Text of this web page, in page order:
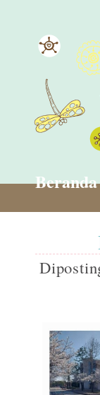
Beranda